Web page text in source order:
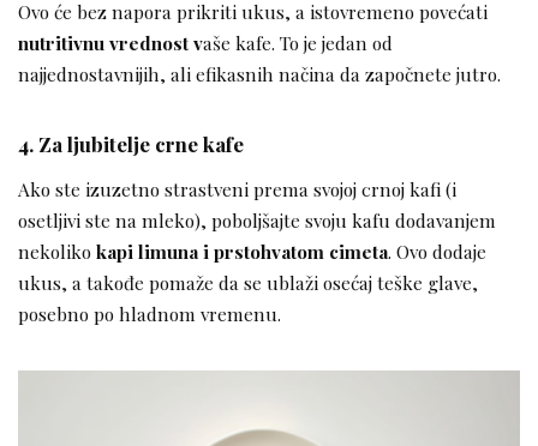
Ovo će bez napora prikriti ukus, a istovremeno povećati
nutritivnu vrednost vaše kafe. To je jedan od
najjednostavnijih, ali efikasnih načina da započnete jutro.
4. Za ljubitelje crne kafe
Ako ste izuzetno strastveni prema svojoj crnoj kafi (i
osetljivi ste na mleko), poboljšajte svoju kafu dodavanjem
nekolikokapi limuna i prstohvatom cimeta. Ovo dodaje
ukus, a takođe pomaže da se ublaži osećaj teške glave,
posebno po hladnom vremenu.